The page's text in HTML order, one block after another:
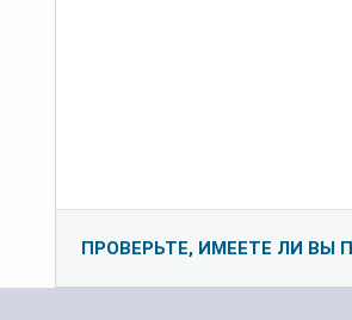
ПРОВЕРЬТЕ, ИМЕЕТЕ ЛИ ВЫ